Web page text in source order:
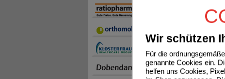
Wir schützen
Für die
genannte Cookies ein.
helfen uns Cookies,
10 St